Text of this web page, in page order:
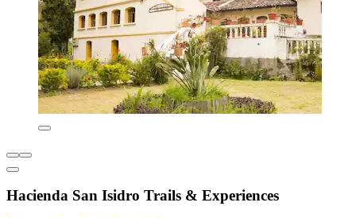
Hacienda San Isidro Trails & Experiences